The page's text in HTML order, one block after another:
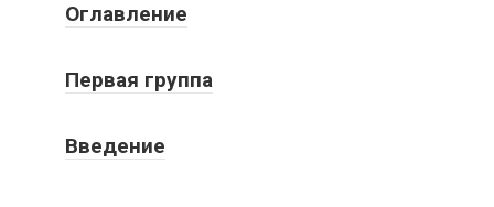
Оглавление
Первая группа
Введение